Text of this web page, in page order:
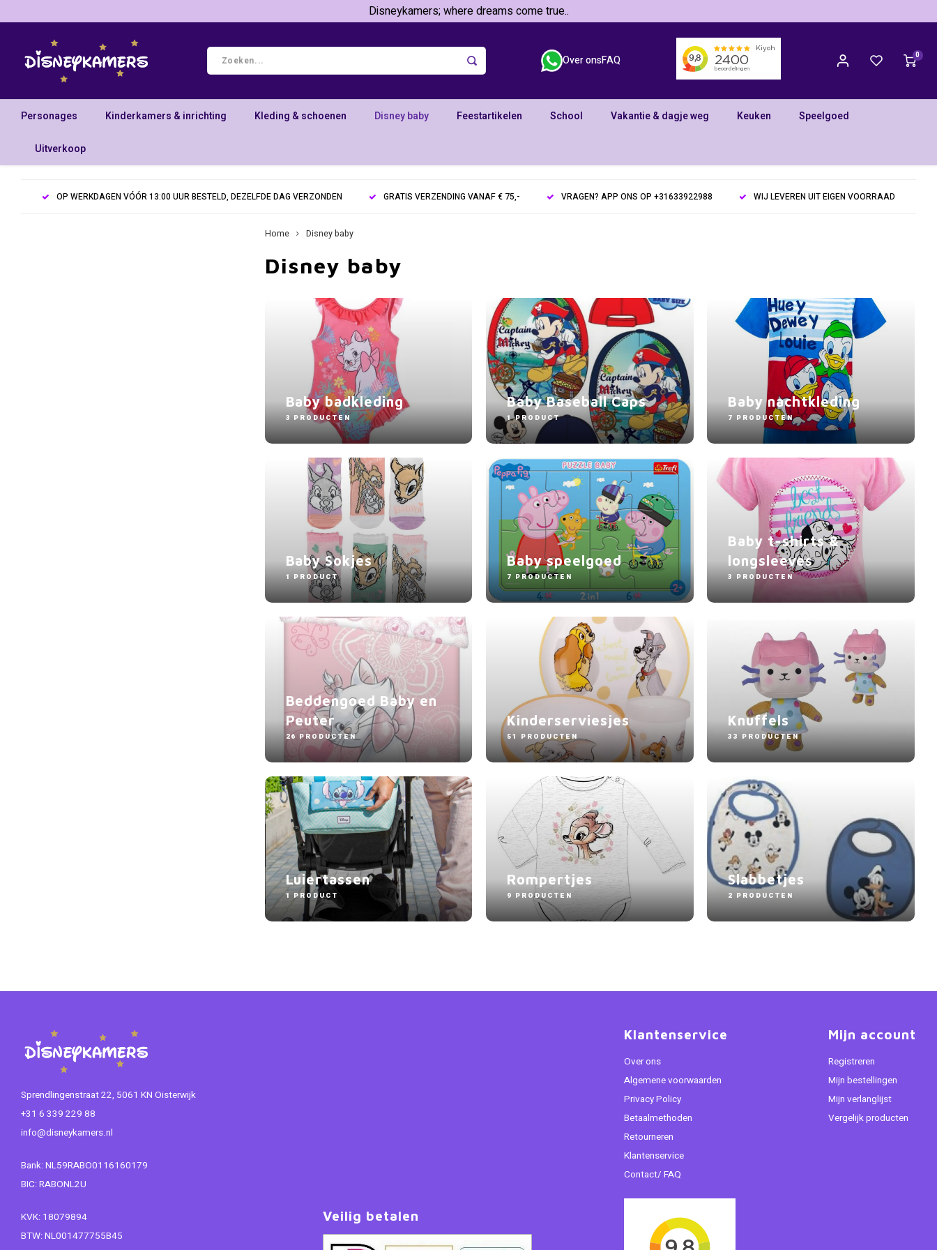
Disneykamers; where dreams come true..
Over onsFAQ 0
Personages Kinderkamers & inrichting Kleding & schoenen Disney baby Feestartikelen School Vakantie & dagje weg Keuken Speelgoed
Uitverkoop
OP WERKDAGEN VÓÓR 13:00 UUR BESTELD, DEZELFDE DAG VERZONDEN GRATIS VERZENDING VANAF € 75,- VRAGEN? APP ONS OP +31633922988 WIJ LEVEREN UIT EIGEN VOORRAAD
Home Disney baby
Disney baby
Baby badkleding
3 PRODUCTEN
Baby Baseball Caps
1 PRODUCT
Baby nachtkleding
7 PRODUCTEN
Baby Sokjes
1 PRODUCT
Baby speelgoed
7 PRODUCTEN
Baby t-shirts &
longsleeves
3 PRODUCTEN
Beddengoed Baby en
Peuter
26 PRODUCTEN
Kinderserviesjes
51 PRODUCTEN
Knuffels
33 PRODUCTEN
Luiertassen
1 PRODUCT
Rompertjes
9 PRODUCTEN
Slabbetjes
2 PRODUCTEN
Sprendlingenstraat 22, 5061 KN Oisterwijk
+31 6 339 229 88
info@disneykamers.nl
Bank: NL59RABO0116160179
BIC: RABONL2U
KVK: 18079894
BTW: NL001477755B45
Veilig betalen
Klantenservice
Over ons
Algemene voorwaarden
Privacy Policy
Betaalmethoden
Retourneren
Klantenservice
Contact/ FAQ
Mijn account
Registreren
Mijn bestellingen
Mijn verlanglijst
Vergelijk producten